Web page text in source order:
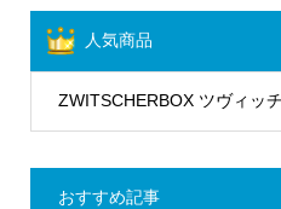
人気商品
ZWITSCHERBOX ツヴィッ
おすすめ記事